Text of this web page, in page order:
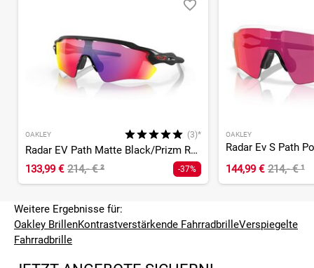
OAKLEY (3)*
Radar EV Path Matte Black/Prizm Road
133,99 € 214,- €² -37%
OAKLEY
144,99 € 214,- €¹
Weitere Ergebnisse für:
Oakley BrillenKontrastverstärkende FahrradbrilleVerspiegelte
Fahrradbrille